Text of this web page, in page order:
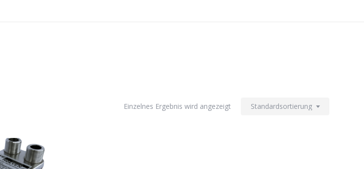
Einzelnes Ergebnis wird angezeigt Standardsortierung